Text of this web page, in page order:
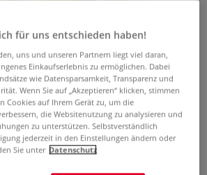
Maltuch-Rolle
für uns entschieden haben!
uns und unseren Partnern liegt viel daran,
Einkaufserlebnis zu ermöglichen. Dabei
wie Datensparsamkeit, Transparenz und
Wenn Sie auf „Akzeptieren“ klicken, stimmen
Cookies auf Ihrem Gerät zu, um die
die Websitenutzung zu analysieren und
zu unterstützen. Selbstverständlich
jederzeit in den Einstellungen ändern oder
Sie unter Datenschutz